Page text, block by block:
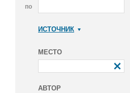
по
ИСТОЧНИК
МЕСТО
АВТОР